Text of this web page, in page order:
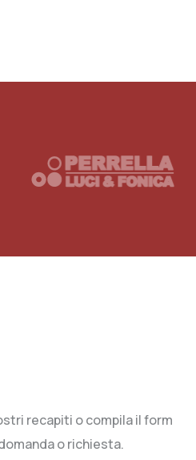
recapiti o compila il form
o richiesta.